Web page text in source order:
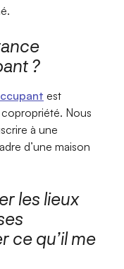
?
est
Nous
à une
d’une maison
les lieux
ce qu’il me